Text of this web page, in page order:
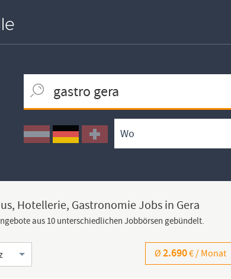
Ortssuche
Umkreissuche
Arbeitsform
Hotellerie, Gastronomie Jobs in Gera
aus 10 unterschiedlichen Jobbörsen gebündelt.
Ø2.690€ / Monat